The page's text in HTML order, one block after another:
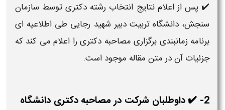
✔️پس از اعلام نتایج انتخاب رشته دکتری توسط سازمان
سنجش، دانشگاه تربیت دبیر شهید رجایی طی اطلاعیه ای
برنامه زمانبندی برگزاری مصاحبه دکتری را اعلام می کند که
جزئیات آن در متن مقاله موجود است.
2- ✔️ داوطلبان شرکت در مصاحبه دکتری دانشگاه